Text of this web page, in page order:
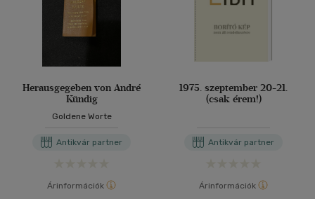
Herausgegeben von André
Kündig
Goldene Worte
Antikvár partner
Árinformációk
1975. szeptember 20-21.
(csak érem!)
Antikvár partner
Árinformációk